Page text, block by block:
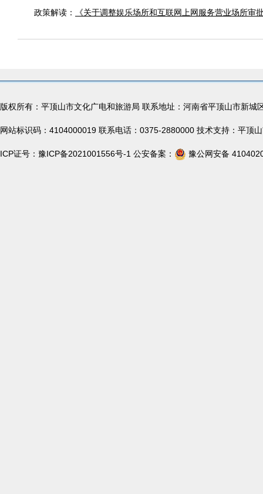
政策解读： 《关于调整娱乐场所和互联网上网服务营业场所审
版权所有：平顶山市文化广电和旅游局 联系地址：河南省平顶山市新城
网站标识码：4104000019 联系电话：0375-2880000 技术支持：平顶
ICP证号： 豫ICP备2021001556号-1 公安备案： 豫公网安备